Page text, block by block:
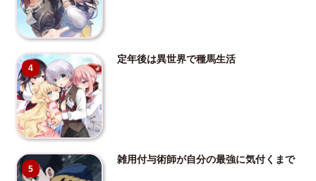
4
定年後は異世界で種馬生活
5
雑用付与術師が自分の最強に気付くまで